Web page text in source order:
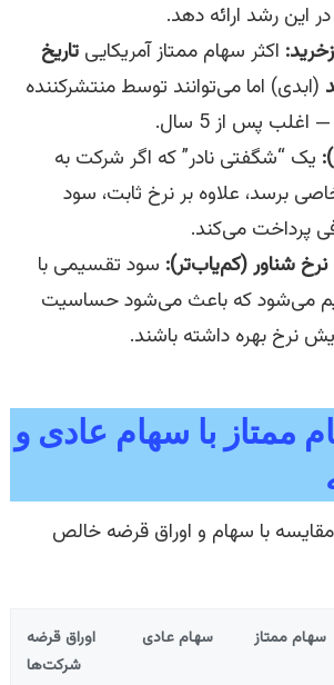
این رشد ارائه دهد.
اکثر سهام ممتاز آمریکایی تاریخ
(ابدی) اما می‌توانند توسط منتشرکننده
پس از 5 سال.
یک “شگفتی نادر” که اگر شرکت به
برسد، علاوه بر نرخ ثابت، سود
پرداخت می‌کند.
نرخ شناور (کم‌یاب‌تر): سود تقسیمی با
می‌شود که باعث می‌شود حساسیت
نرخ بهره داشته باشند.
ممتاز با سهام عادی و
با سهام و اوراق قرضه خالص
سهام ممتاز سهام عادی
اوراق قرضه
شرکت‌ها